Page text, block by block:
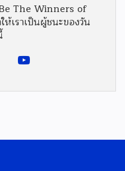
The Winners of
เราเป็นผู้ชนะของวัน